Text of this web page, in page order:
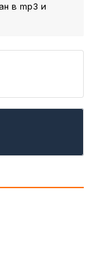
в mp3 и